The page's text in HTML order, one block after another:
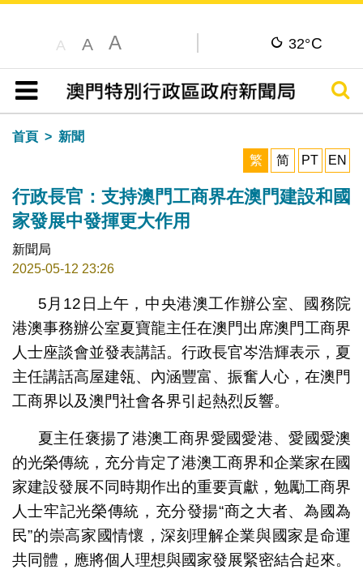
A A A 32°C
目錄
搜尋
首頁
新聞
繁
简 PT EN
行政長官：支持澳門工商界在澳門建設和國
家發展中發揮更大作用
新聞局
2025-05-12 23:26
5月12日上午，中央港澳工作辦公室、國務院
港澳事務辦公室夏寶龍主任在澳門出席澳門工商界
人士座談會並發表講話。行政長官岑浩輝表示，夏
主任講話高屋建瓴、內涵豐富、振奮人心，在澳門
工商界以及澳門社會各界引起熱烈反響。
夏主任褒揚了港澳工商界愛國愛港、愛國愛澳
的光榮傳統，充分肯定了港澳工商界和企業家在國
家建設發展不同時期作出的重要貢獻，勉勵工商界
人士牢記光榮傳統，充分發揚“商之大者、為國為
民”的崇高家國情懷，深刻理解企業與國家是命運
共同體，應將個人理想與國家發展緊密結合起來。